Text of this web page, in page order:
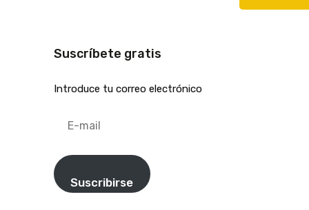
Suscríbete gratis
Introduce tu correo electrónico
mail
Suscribirse